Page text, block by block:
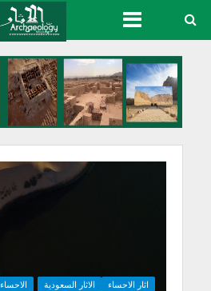
اثار الاحساء الاثار السعودية الاحساء